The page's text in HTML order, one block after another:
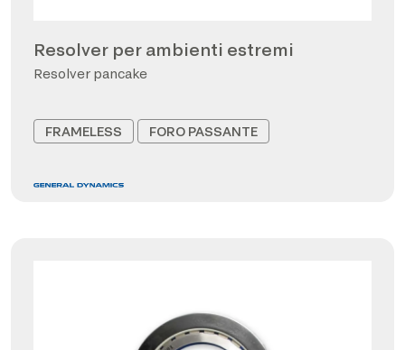
Resolver per ambienti estremi
Resolver pancake
FRAMELESS FORO PASSANTE